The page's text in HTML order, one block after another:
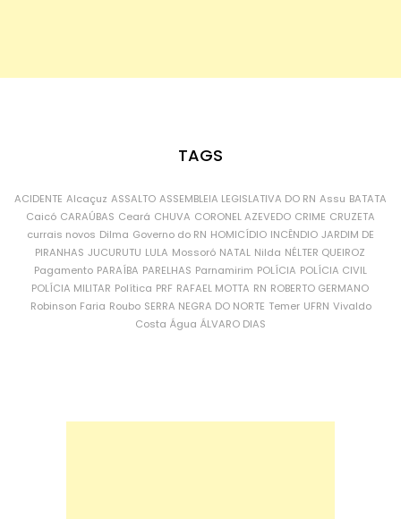
TAGS
ACIDENTE Alcaçuz ASSALTO ASSEMBLEIA LEGISLATIVA DO RN Assu BATATA
Caicó CARAÚBAS Ceará CHUVA CORONEL AZEVEDO CRIME CRUZETA
currais novos Dilma Governo do RN HOMICÍDIO INCÊNDIO JARDIM DE
PIRANHAS JUCURUTU LULA Mossoró NATAL Nilda NÉLTER QUEIROZ
Pagamento PARAÍBA PARELHAS Parnamirim POLÍCIA POLÍCIA CIVIL
POLÍCIA MILITAR Política PRF RAFAEL MOTTA RN ROBERTO GERMANO
Robinson Faria Roubo SERRA NEGRA DO NORTE Temer UFRN Vivaldo
Costa Água ÁLVARO DIAS